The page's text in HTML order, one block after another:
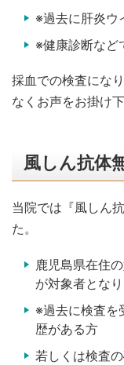
※過去に肝炎ウ
※健康診断など
採血での検査にな
なくお声をお掛け下
風しん抗体
当院では『風しん
た。
鹿児島県在住
が対象者となり
※過去に検査を
歴がある方
若しくは検査